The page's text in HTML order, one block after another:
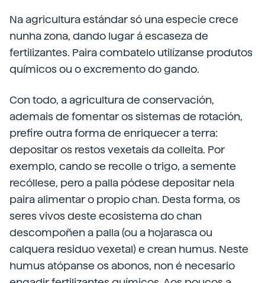
Na agricultura estándar só una especie crece
nunha zona, dando lugar á escaseza de
fertilizantes. Paira combatelo utilízanse produtos
químicos ou o excremento do gando.
Con todo, a agricultura de conservación,
ademais de fomentar os sistemas de rotación,
prefire outra forma de enriquecer a terra:
depositar os restos vexetais da colleita. Por
exemplo, cando se recolle o trigo, a semente
recóllese, pero a palla pódese depositar nela
paira alimentar o propio chan. Desta forma, os
seres vivos deste ecosistema do chan
descompoñen a palla (ou a hojarasca ou
calquera residuo vexetal) e crean humus. Neste
humus atópanse os abonos, non é necesario